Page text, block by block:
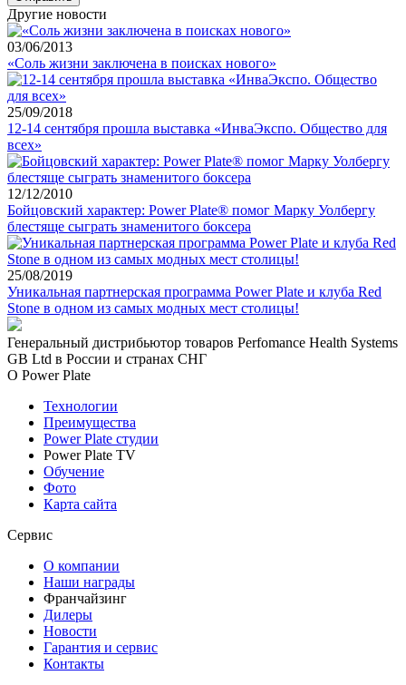
Другие новости
03/06/2013
«Соль жизни заключена в поисках нового»
25/09/2018
12-14 сентября прошла выставка «ИнваЭкспо. Общество для
всех»
12/12/2010
Бойцовский характер: Power Plate® помог Марку Уолбергу
блестяще сыграть знаменитого боксера
25/08/2019
Уникальная партнерская программа Power Plate и клуба Red
Stone в одном из самых модных мест столицы!
Генеральный дистрибьютор товаров Perfomance Health Systems
GB Ltd в России и странах СНГ
О Power Plate
Технологии
Преимущества
Power Plate студии
Power Plate TV
Обучение
Фото
Карта сайта
Сервис
О компании
Наши награды
Франчайзинг
Дилеры
Новости
Гарантия и сервис
Контакты